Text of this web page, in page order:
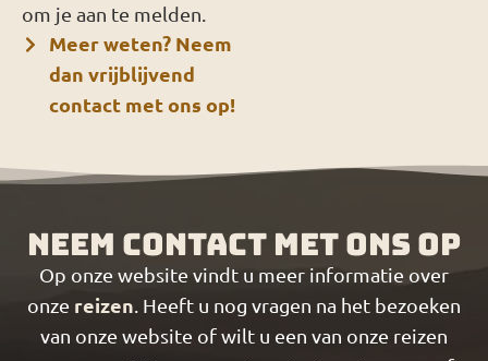
om je aan te melden.
Meer weten? Neem
dan vrijblijvend
contact met ons op!
Neem contact met ons op
Op onze website vindt u meer informatie over
onze reizen. Heeft u nog vragen na het bezoeken
van onze website of wilt u een van onze reizen